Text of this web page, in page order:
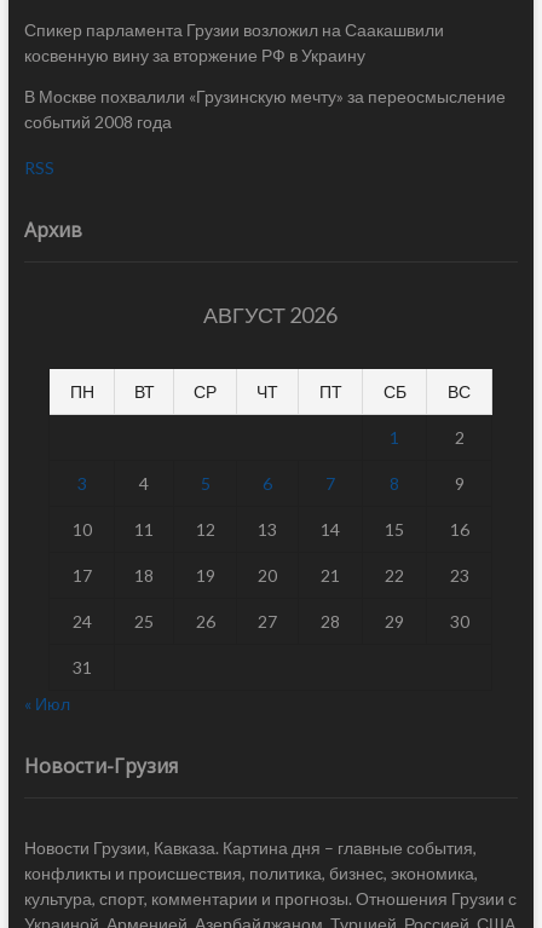
Спикер парламента Грузии возложил на Саакашвили
косвенную вину за вторжение РФ в Украину
В Москве похвалили «Грузинскую мечту» за переосмысление
событий 2008 года
RSS
Архив
АВГУСТ 2026
ПН ВТ СР ЧТ ПТ СБ ВС
1 2
3 4 5 6 7 8 9
10 11 12 13 14 15 16
17 18 19 20 21 22 23
24 25 26 27 28 29 30
31
« Июл
Новости-Грузия
Новости Грузии, Кавказа. Картина дня – главные события,
конфликты и происшествия, политика, бизнес, экономика,
культура, спорт, комментарии и прогнозы. Отношения Грузии с
Украиной, Арменией, Азербайджаном, Турцией, Россией, США